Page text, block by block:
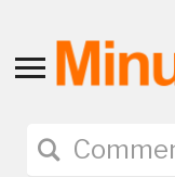
Toggle
navigation